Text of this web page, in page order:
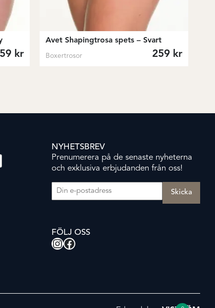
kr
Avet Shapingtrosa spets – Svart
Boxertrosor 259 kr
NYHETSBREV
Prenumerera på de senaste nyheterna
och exklusiva erbjudanden från oss!
E-post (Obligatoriskt)
FÖLJ OSS
Instagram
Facebook